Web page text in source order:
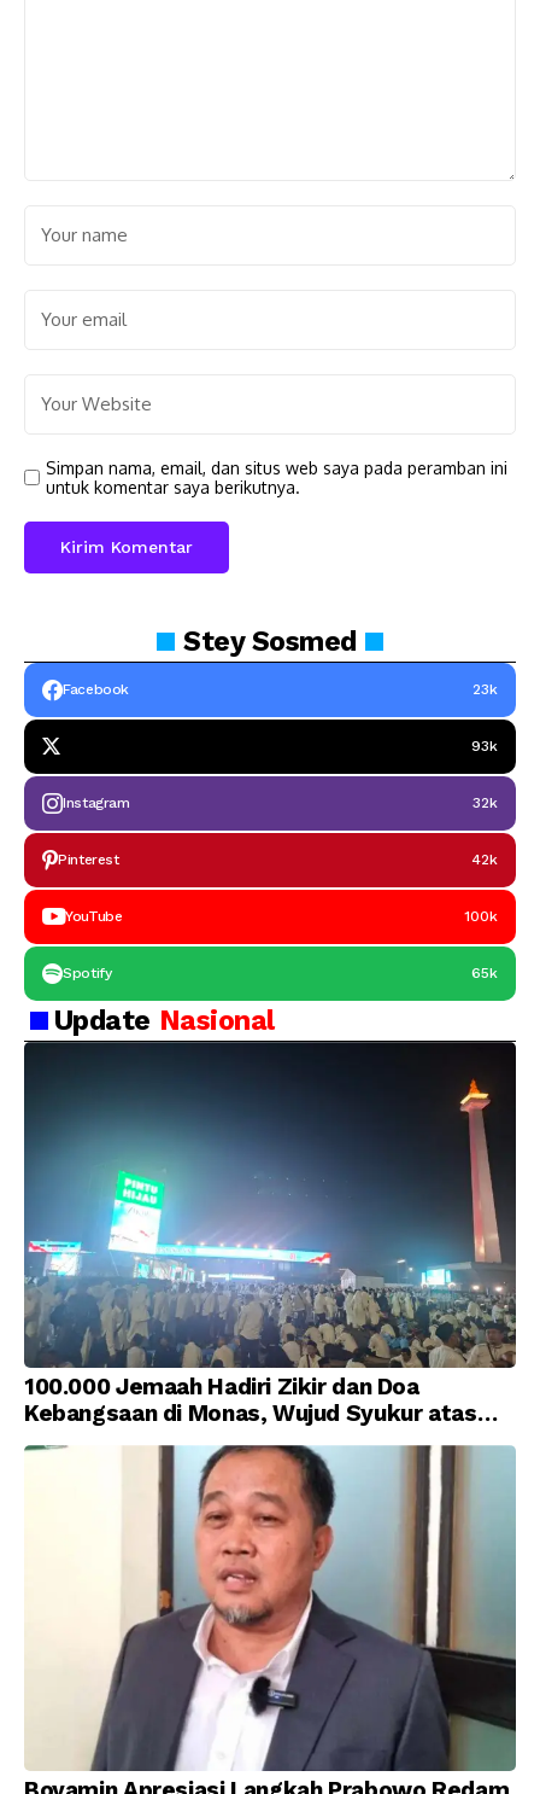
Simpan nama, email, dan situs web saya pada peramban ini
untuk komentar saya berikutnya.
SteySosmed
Facebook 23k
93k
Instagram 32k
Pinterest 42k
YouTube 100k
Spotify 65k
Update Nasional
100.000 Jemaah Hadiri Zikir dan Doa
Kebangsaan di Monas, Wujud Syukur atas
Kemerdekaan Indonesia